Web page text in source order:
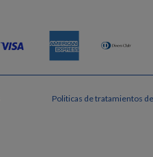
Politicas de tratamientos